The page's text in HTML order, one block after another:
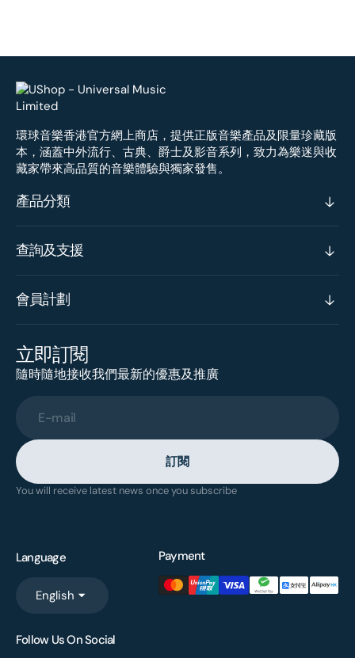
環球音樂香港官方網上商店，提供正版音樂產品及限量珍藏版
本，涵蓋中外流行、古典、爵士及影音系列，致力為樂迷與收
藏家帶來高品質的音樂體驗與獨家發售。
產品分類
查詢及支援
會員計劃
立即訂閱
隨時隨地接收我們最新的優惠及推廣
E-mail
訂閱
You will receive latest news once you subscribe
Language
English
Payment
Follow Us On Social